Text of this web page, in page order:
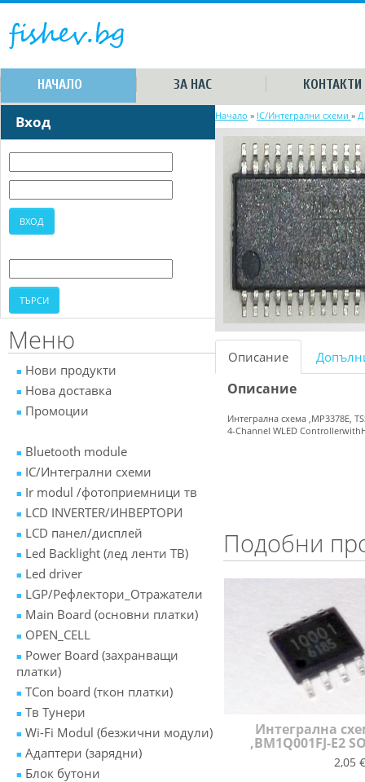
НАЧАЛО ЗА НАС КОНТАКТИ
Вход
Меню
Нови продукти
Нова доставка
Промоции
Bluetooth module
IC/Интегрални схеми
Ir modul /фотоприемници тв
LCD INVERTER/ИНВЕРТОРИ
LCD панел/дисплей
Led Backlight (лед ленти ТВ)
Led driver
LGP/Рефлектори_Отражатели
Main Board (основни платки)
OPEN_CELL
Power Board (захранващи
платки)
TCon board (ткон платки)
Tв Тунери
Wi-Fi Modul (безжични модули)
Адаптери (зарядни)
Блок бутони
Начало » IC/Интегрални схеми »
Описание
Описание
Интегрална схема ,MP3378E,
4-Channel WLED
Подобни
Интегрална
,BM1Q001FJ-E2
2,05